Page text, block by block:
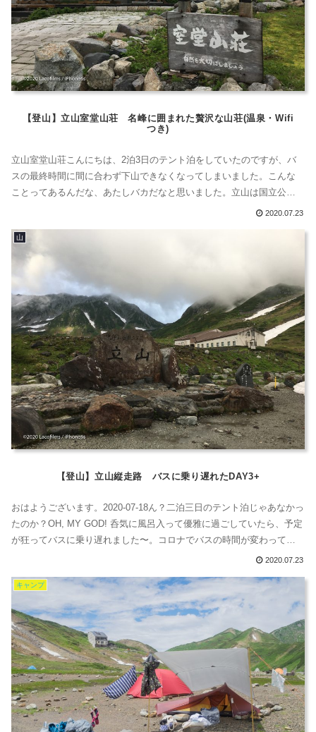
【登山】立山室堂山荘 名峰に囲まれた贅沢な山荘(温泉・Wifi
つき)
立山室堂山荘こんにちは、2泊3日のテント泊をしていたのですが、バ
スの最終時間に間に合わず下山できなくなってしまいました。こんな
ことってあるんだな、あたしバカだなと思いました。立山は国立公園
ですから、室堂ターミナルやその周辺での野宿・野営は禁止です。当
の施設の管理の人に迷惑をかけますので、速やかに宿泊施設を予約し
て泊まるか、テントがあるな...
2020.07.23
山
【登山】立山縦走路 バスに乗り遅れたDAY3+
おはようございます。2020-07-18ん？二泊三日のテント泊じゃあなかっ
たのか？OH, MY GOD! 呑気に風呂入って優雅に過ごしていたら、予定
が狂ってバスに乗り遅れました〜。コロナでバスの時間が変わってま
す！16時まで！！ええとですね、実は、立山黒部アルペンルートの立
すよ。だから、室堂ターミナルで休憩していたんです。そうしました
2020.07.23
キャンプ